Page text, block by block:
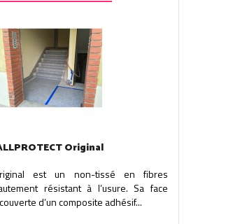
Original
Original est un non-tissé en fibres
résistant à l’usure. Sa face
d’un composite adhésif...